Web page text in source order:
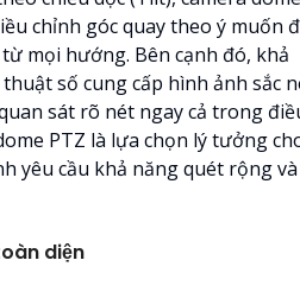
chỉnh góc quay theo ý muốn
mọi hướng. Bên cạnh đó, khả
số cung cấp hình ảnh sắc
sát rõ nét ngay cả trong
PTZ là lựa chọn lý tưởng
yêu cầu khả năng quét rộng và
diện